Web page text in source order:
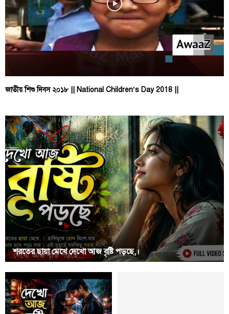
জাতীয় শিশু দিবস ২০১৮ || National Children’s Day 2018 ||
শরতের ছায়া মেখে দেখো আজ বৃষ্টি পড়ছে,।